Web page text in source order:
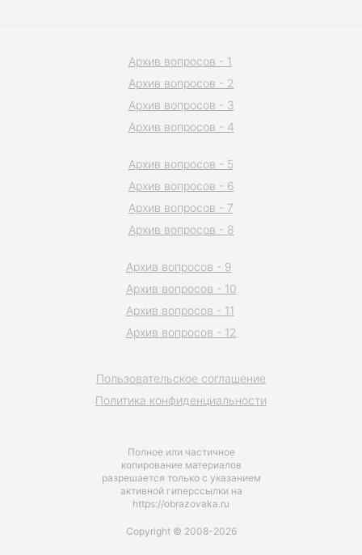
Полное или частичное
копирование материалов
разрешается только с указанием
активной гиперссылки на
https://obrazovaka.ru
Пользовательское соглашение
Политика конфиденциальности
Архив вопросов - 1
Архив вопросов - 2
Архив вопросов - 3
Архив вопросов - 4
Архив вопросов - 5
Архив вопросов - 6
Архив вопросов - 7
Архив вопросов - 8
Архив вопросов - 9
Архив вопросов - 10
Архив вопросов - 11
Архив вопросов - 12
Copyright © 2008-2026